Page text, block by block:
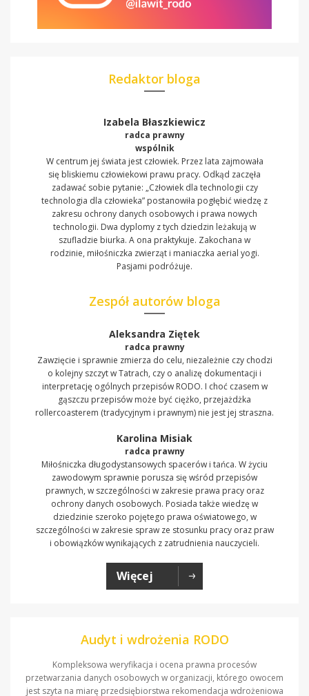
Redaktor bloga
Izabela Błaszkiewicz
radca prawny
wspólnik
W centrum jej świata jest człowiek. Przez lata zajmowała
się bliskiemu człowiekowi prawu pracy. Odkąd zaczęła
zadawać sobie pytanie: „Człowiek dla technologii czy
technologia dla człowieka” postanowiła pogłębić wiedzę z
zakresu ochrony danych osobowych i prawa nowych
technologii. Dwa dyplomy z tych dziedzin leżakują w
szufladzie biurka. A ona praktykuje. Zakochana w
rodzinie, miłośniczka zwierząt i maniaczka aerial yogi.
Pasjami podróżuje.
Zespół autorów bloga
Aleksandra Ziętek
radca prawny
Zawzięcie i sprawnie zmierza do celu, niezależnie czy chodzi
o kolejny szczyt w Tatrach, czy o analizę dokumentacji i
interpretację ogólnych przepisów RODO. I choć czasem w
gąszczu przepisów może być ciężko, przejażdżka
rollercoasterem (tradycyjnym i prawnym) nie jest jej straszna.
Karolina Misiak
radca prawny
Miłośniczka długodystansowych spacerów i tańca. W życiu
zawodowym sprawnie porusza się wśród przepisów
prawnych, w szczególności w zakresie prawa pracy oraz
ochrony danych osobowych. Posiada także wiedzę w
dziedzinie szeroko pojętego prawa oświatowego, w
szczególności w zakresie spraw ze stosunku pracy oraz praw
i obowiązków wynikających z zatrudnienia nauczycieli.
Więcej
Audyt i wdrożenia RODO
Kompleksowa weryfikacja i ocena prawna procesów
przetwarzania danych osobowych w organizacji, którego owocem
jest szyta na miarę przedsiębiorstwa rekomendacja wdrożeniowa